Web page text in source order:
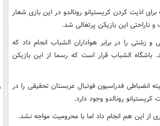
اذیت کردن کریستیانو رونالدو در این بازی شعار
این بازیکن پرتغالی شد.
و زشتی را در برابر هواداران الشباب انجام داد که
الشباب قرار است که رسما از این بازیکن
انضباطی فدراسیون فوتبال عربستان تحقیقی را در
رونالدو وجود دارد.
از این هم انجام داد اما با محرومیت مواجه نشد.